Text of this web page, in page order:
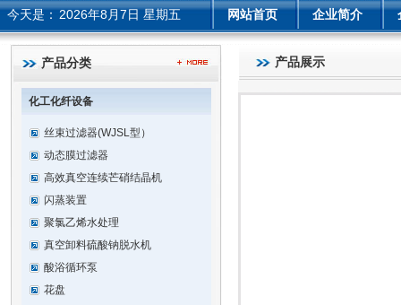
今天是： 2026年8月7日 星期五 网站首页 企业简介
产品分类
化工化纤设备
丝束过滤器(WJSL型）
动态膜过滤器
高效真空连续芒硝结晶机
闪蒸装置
聚氯乙烯水处理
真空卸料硫酸钠脱水机
酸浴循环泵
花盘
产品展示